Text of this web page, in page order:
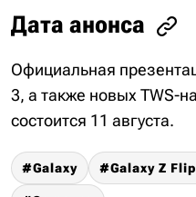
Дата анонса
Официальная
3, а также новых TWS-
состоится 11 августа.
Galaxy Galaxy Z